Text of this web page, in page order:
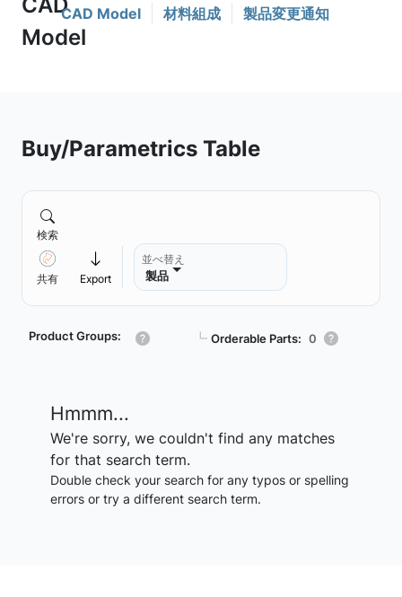
CAD Model 材料組成 製品変更通知
Buy/Parametrics Table
検索
共有 Export
並べ替え
製品
Product Groups: ┗ Orderable Parts: 0
Hmmm...
We're sorry, we couldn't find any matches
for that search term.
Double check your search for any typos or spelling
errors or try a different search term.